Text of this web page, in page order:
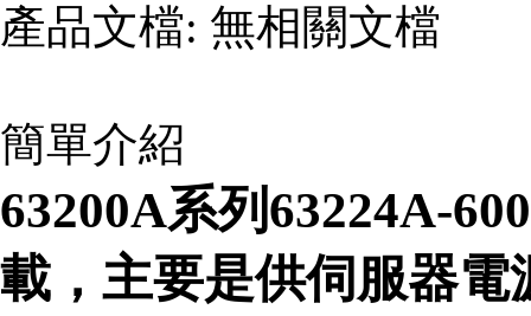
產品文檔: 無相關文檔
簡單介紹
63200A系列63224A-
載，主要是供伺服器